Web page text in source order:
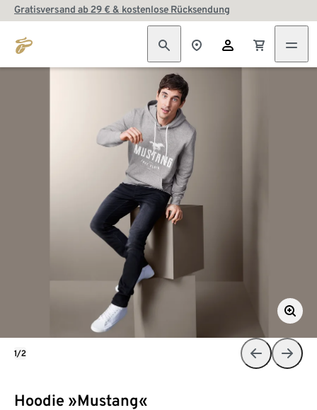
Gratisversand ab 29 € & kostenlose Rücksendung
Hoodie »Mustang«
1/2